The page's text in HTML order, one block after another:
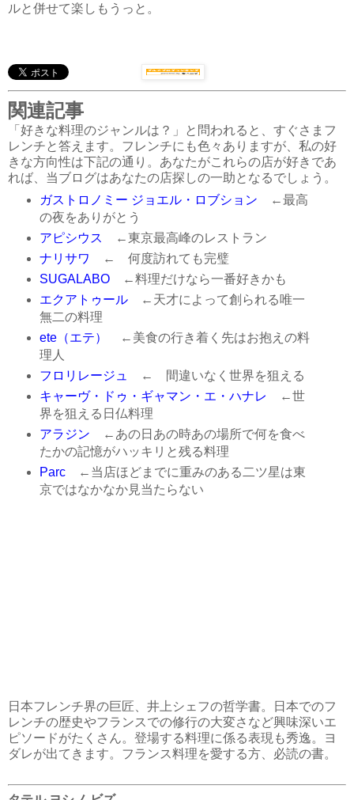
ルと併せて楽しもうっと。
関連記事
「好きな料理のジャンルは？」と問われると、すぐさまフ
レンチと答えます。フレンチにも色々ありますが、私の好
きな方向性は下記の通り。あなたがこれらの店が好きであ
れば、当ブログはあなたの店探しの一助となるでしょう。
ガストロノミー ジョエル・ロブション ←最高
の夜をありがとう
アピシウス ←東京最高峰のレストラン
ナリサワ ← 何度訪れても完璧
SUGALABO←料理だけなら一番好きかも
エクアトゥール←天才によって創られる唯一
無二の料理
ete（エテ）
←美食の行き着く先はお抱えの料
理人
フロリレージュ
← 間違いなく世界を狙える
キャーヴ・ドゥ・ギャマン・エ・ハナレ ←世
界を狙える日仏料理
アラジン ←あの日あの時あの場所で何を食べ
たかの記憶がハッキリと残る料理
Parc←当店ほどまでに重みのある二ツ星は東
京ではなかなか見当たらない
日本フレンチ界の巨匠、井上シェフの哲学書。日本でのフ
レンチの歴史やフランスでの修行の大変さなど興味深いエ
ピソードがたくさん。登場する料理に係る表現も秀逸。ヨ
ダレが出てきます。フランス料理を愛する方、必読の書。